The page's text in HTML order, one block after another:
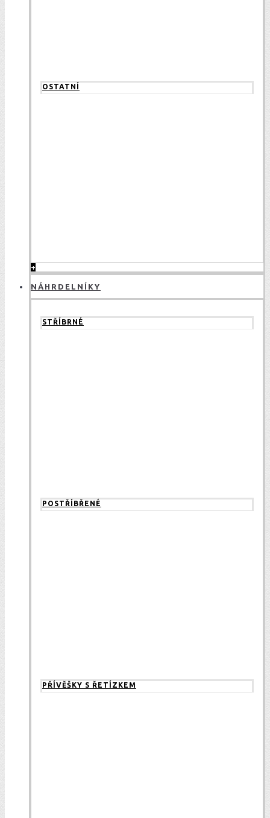
OSTATNÍ
+
NÁHRDELNÍKY
STŘÍBRNÉ
POSTŘÍBŘENÉ
PŘÍVĚŠKY S ŘETÍZKEM